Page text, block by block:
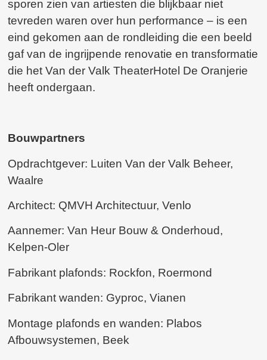
sporen zien van artiesten die blijkbaar niet
tevreden waren over hun performance – is een
eind gekomen aan de rondleiding die een beeld
gaf van de ingrijpende renovatie en transformatie
die het Van der Valk TheaterHotel De Oranjerie
heeft ondergaan.
Bouwpartners
Opdrachtgever: Luiten Van der Valk Beheer,
Waalre
Architect: QMVH Architectuur, Venlo
Aannemer: Van Heur Bouw & Onderhoud,
Kelpen-Oler
Fabrikant plafonds: Rockfon, Roermond
Fabrikant wanden: Gyproc, Vianen
Montage plafonds en wanden: Plabos
Afbouwsystemen, Beek